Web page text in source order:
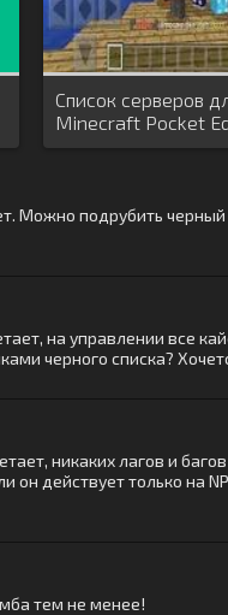
Список серверов
Minecraft Pocket
Можно подрубить черный
на управлении все
черного списка?
никаких лагов и
действует только на
тем не менее!